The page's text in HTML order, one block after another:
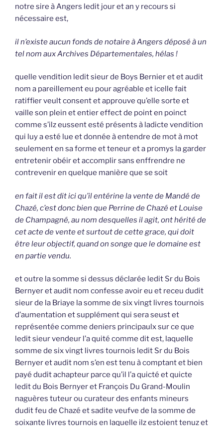
notre sire à Angers ledit jour et an y recours si
nécessaire est,
il n’existe aucun fonds de notaire à Angers déposé à un
tel nom aux Archives Départementales, hélas !
quelle vendition ledit sieur de Boys Bernier et et audit
nom a pareillement eu pour agréable et icelle fait
ratiffier veult consent et approuve qu’elle sorte et
vaille son plein et entier effect de point en poinct
comme s’ilz eussent esté présents à ladicte vendition
qui luy a esté lue et donnée à entendre de mot à mot
seulement en sa forme et teneur et a promys la garder
entretenir obéir et accomplir sans enffrendre ne
contrevenir en quelque manière que se soit
en fait il est dit ici qu’il entérine la vente de Mandé de
Chazé, c’est donc bien que Perrine de Chazé et Louise
de Champagné, au nom desquelles il agit, ont hérité de
cet acte de vente et surtout de cette grace, qui doit
être leur objectif, quand on songe que le domaine est
en partie vendu.
et outre la somme si dessus déclarée ledit Sr du Bois
Bernyer et audit nom confesse avoir eu et receu dudit
sieur de la Briaye la somme de six vingt livres tournois
d’aumentation et supplément qui sera seust et
représentée comme deniers principaulx sur ce que
ledit sieur vendeur l’a quité comme dit est, laquelle
somme de six vingt livres tournois ledit Sr du Bois
Bernyer et audit nom s’en est tenu à comptant et bien
payé dudit achapteur parce qu’il l’a quicté et quicte
ledit du Bois Bernyer et François Du Grand-Moulin
naguères tuteur ou curateur des enfants mineurs
dudit feu de Chazé et sadite veufve de la somme de
soixante livres tournois en laquelle ilz estoient tenuz et